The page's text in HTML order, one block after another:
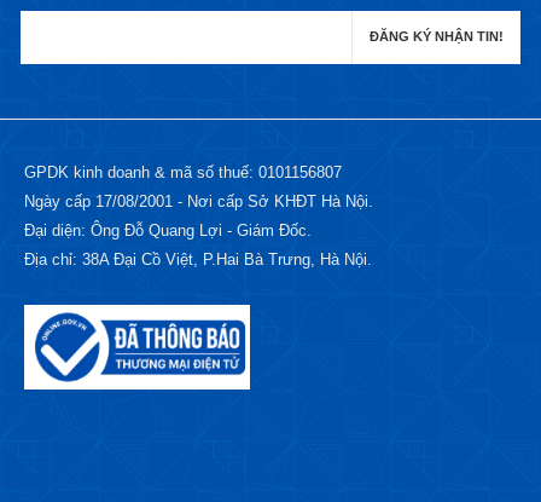
GPDK kinh doanh & mã số thuế: 0101156807
Ngày cấp 17/08/2001 - Nơi cấp Sở KHĐT Hà Nội.
Đại diện: Ông Đỗ Quang Lợi - Giám Đốc.
Địa chỉ: 38A Đại Cồ Việt, P.Hai Bà Trưng, Hà Nội.